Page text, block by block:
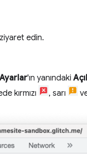
edin.
Ayarlar'ın yanındaki
kırmızı
, sarı